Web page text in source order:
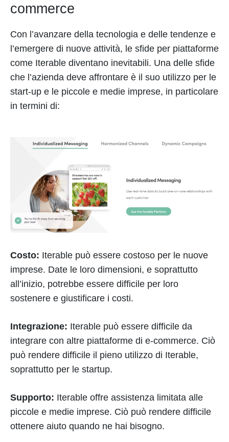
commerce
Con l’avanzare della tecnologia e delle tendenze e
l’emergere di nuove attività, le sfide per piattaforme
come Iterable diventano inevitabili. Una delle sfide
che l’azienda deve affrontare è il suo utilizzo per le
start-up e le piccole e medie imprese, in particolare
in termini di:
Costo: Iterable può essere costoso per le nuove
imprese. Date le loro dimensioni, e soprattutto
all’inizio, potrebbe essere difficile per loro
sostenere e giustificare i costi.
Integrazione: Iterable può essere difficile da
integrare con altre piattaforme di e-commerce. Ciò
può rendere difficile il pieno utilizzo di Iterable,
soprattutto per le startup.
Supporto: Iterable offre assistenza limitata alle
piccole e medie imprese. Ciò può rendere difficile
ottenere aiuto quando ne hai bisogno.